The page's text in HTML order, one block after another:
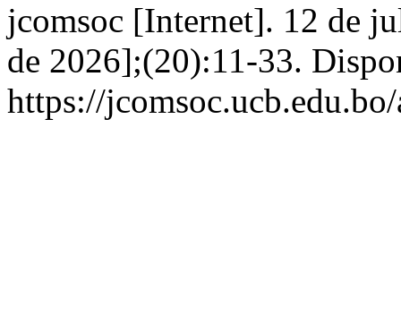
jcomsoc [Internet]. 12 de
de 2026];(20):11-33.
https://